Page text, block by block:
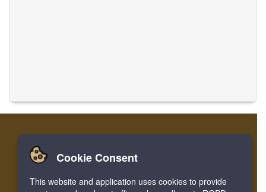
Home लॉग इन करें रजिस्टर करें
Facebook Twitter Bookmark
Cookie Consent
This website and application uses cookies to provide